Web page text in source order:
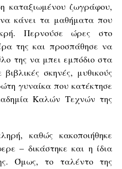
καταξιωμένου ζωγράφου,
κάνει τα μαθήματα που
Περνούσε ώρες στο
της και προσπάθησε να
της να μπει εμπόδιο στα
σκηνές, μυθικούς
γυναίκα που κατέκτησε
Καλών Τεχνών της
καθώς κακοποιήθηκε
– δικάστηκε και η ίδια
Όμως, το ταλέντο της